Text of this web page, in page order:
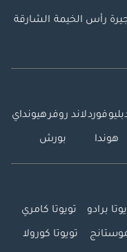
رأس الخيمة الشارقة
فوردلاند روفرهيونداي
هوندا بورش
برادو تويوتا كامري
تويوتا كورولا